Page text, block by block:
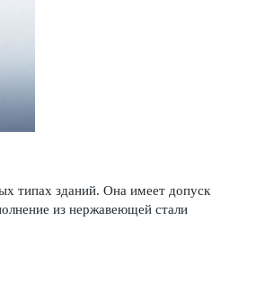
типах зданий. Она имеет допуск
из нерж­а­в­еющей стали